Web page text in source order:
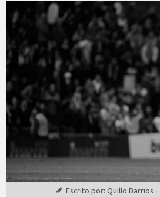
Escrito por: Quillo Barrios -